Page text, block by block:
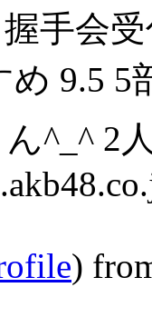
手会
め 9.5 5
^_^ 2
)